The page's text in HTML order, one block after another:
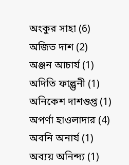
অংকুর সাহা (6)
অজিত দাশ (2)
অঞ্জন আচার্য (1)
অদিতি ফাল্গুনী (1)
অনিকেশ দাশগুপ্ত (1)
অপর্ণা হাওলাদার (4)
অবনি অনার্য (1)
অব্যয় অনিন্দ্য (1)